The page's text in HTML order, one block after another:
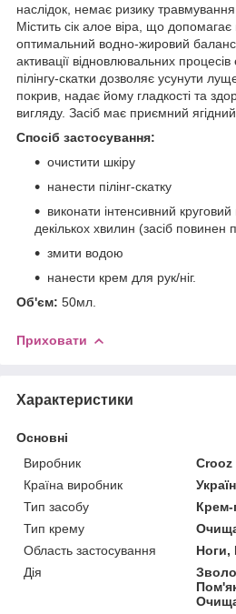
наслідок, немає ризику
Містить сік алое віра, що допомагає
оптимальний водно-жировий
активації відновлювальних
пілінгу-скатки дозволяє усунути
покрив, надає йому гладкості та
вигляду. Засіб має приємний
Спосіб застосування:
очистити шкіру
нанести пілінг-скатку
виконати інтенсивний
декількох хвилин (засіб повинен
змити водою
нанести крем для рук/ніг.
Об'єм: 50мл.
Приховати
Характеристики
Основні
Виробник
Crooz
Країна виробник
Тип засобу
Крем-
Тип крему
Область застосування
Ноги,
Дія